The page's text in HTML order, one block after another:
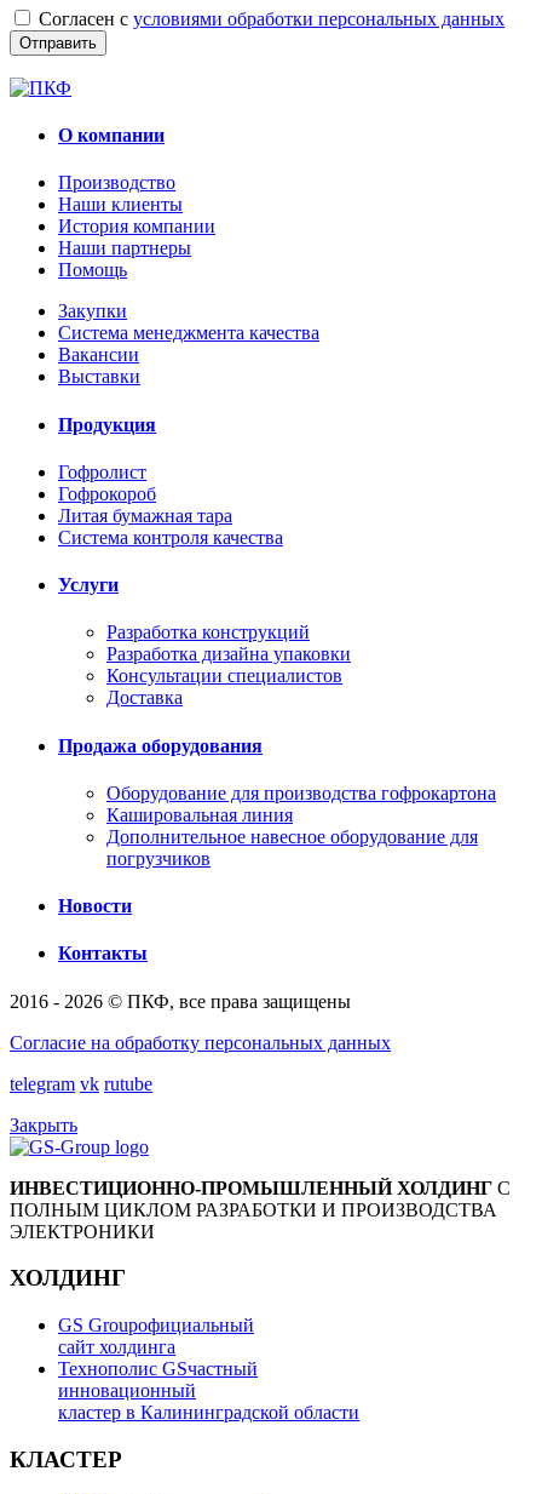
Согласен с условиями обработки персональных данных
О компании
Производство
Наши клиенты
История компании
Наши партнеры
Помощь
Закупки
Система менеджмента качества
Вакансии
Выставки
Продукция
Гофролист
Гофрокороб
Литая бумажная тара
Система контроля качества
Услуги
Разработка конструкций
Разработка дизайна упаковки
Консультации специалистов
Доставка
Продажа оборудования
Оборудование для производства гофрокартона
Кашировальная линия
Дополнительное навесное оборудование для
погрузчиков
Новости
Контакты
2016 - 2026 © ПКФ, все права защищены
Согласие на обработку персональных данных
telegram vk rutube
Закрыть
ИНВЕСТИЦИОННО-ПРОМЫШЛЕННЫЙ ХОЛДИНГ С
ПОЛНЫМ ЦИКЛОМ РАЗРАБОТКИ И ПРОИЗВОДСТВА
ЭЛЕКТРОНИКИ
ХОЛДИНГ
GS Groupофициальный
сайт холдинга
Технополис GSчастный
инновационный
кластер в Калининградской области
КЛАСТЕР